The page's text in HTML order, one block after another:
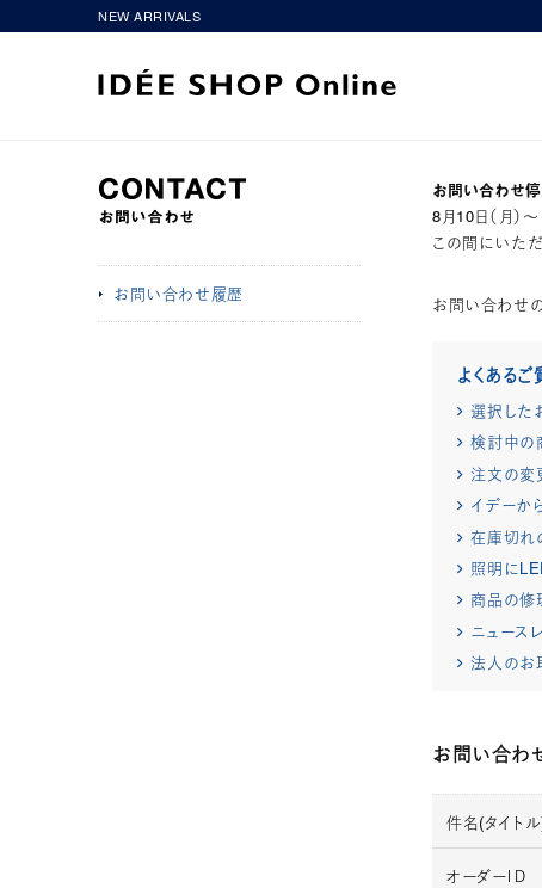
NEW ARRIVALS
お問い合わせ履歴
お問い合わせ
8月10日（月）
この間にいた
お問い合わせ
よくあるご
選択した
検討中の
注文の変
イデーか
在庫切れ
照明に
商品の修
ニュース
法人のお
お問い合わ
件名(タイト
オーダーＩＤ